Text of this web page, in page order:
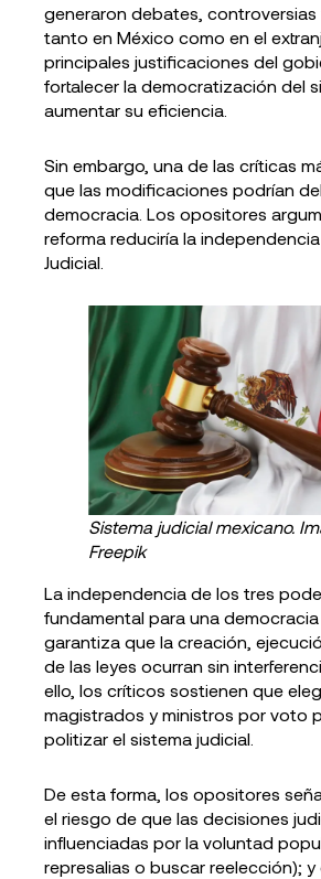
generaron debates, controversias
tanto en México como en el
principales justificaciones del
fortalecer la democratización del
aumentar su eficiencia.
Sin embargo, una de las críticas
que las modificaciones podrían
democracia. Los opositores
reforma reduciría la
Judicial.
Sistema judicial mexicano.
Freepik
La independencia de los tres
fundamental para una
garantiza que la creación,
de las leyes ocurran sin
ello, los críticos sostienen que
magistrados y ministros por voto
politizar el sistema judicial.
De esta forma, los opositores
el riesgo de que las decisiones
influenciadas por la voluntad
represalias o buscar reelección); y